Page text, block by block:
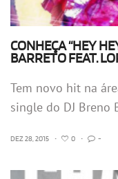
CONHEÇA “HEY
BARRETO FEAT.
Tem novo hit na
single do DJ Breno
DEZ 28, 2015 • 0 • -